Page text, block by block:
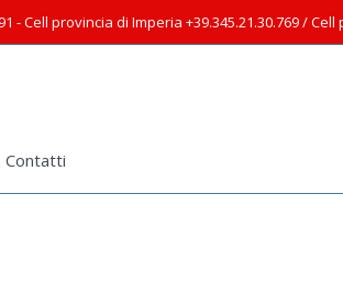
- Cell provincia di Imperia +39.345.21.30.769 /
Contatti